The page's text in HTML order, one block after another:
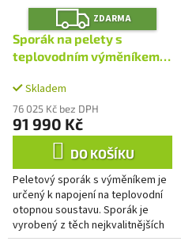
Z
D
A
R
M
A
ZDARMA
Sporák na pelety s
teplovodním výměníkem
červený
Skladem
76 025 Kč bez DPH
91 990 Kč
DO KOŠÍKU
Peletový sporák s výměníkem je
určený k napojení na teplovodní
otopnou soustavu. Sporák je
vyrobený z těch nejkvalitnějších
materiálů. Sporák má litinové